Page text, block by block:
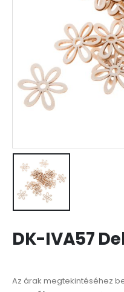
DK-IVA57
Az árak megtekintéséhez